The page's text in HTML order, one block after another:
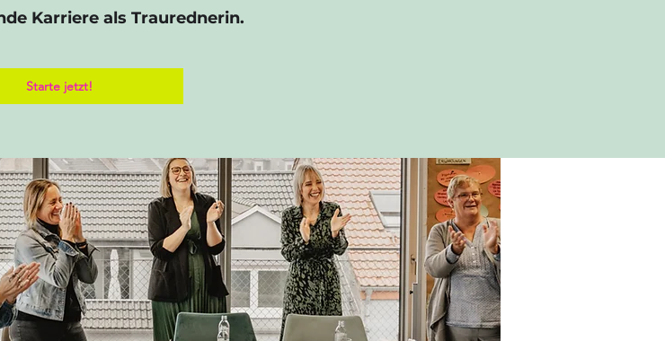
Karriere als Traurednerin.
Starte jetzt!